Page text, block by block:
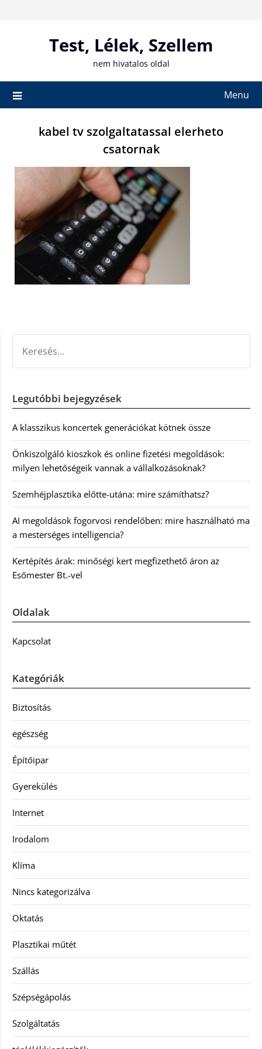
Test, Lélek, Szellem
nem hivatalos oldal
Menu
kabel tv szolgaltatassal elerheto
csatornak
Legutóbbi bejegyzések
A klasszikus koncertek generációkat kötnek össze
Önkiszolgáló kioszkok és online fizetési megoldások:
milyen lehetőségeik vannak a vállalkozásoknak?
Szemhéjplasztika előtte-utána: mire számíthatsz?
AI megoldások fogorvosi rendelőben: mire használható ma
a mesterséges intelligencia?
Kertépítés árak: minőségi kert megfizethető áron az
Esőmester Bt.-vel
Oldalak
Kapcsolat
Kategóriák
Biztosítás
egészség
Építőipar
Gyerekülés
Internet
Irodalom
Klíma
Nincs kategorizálva
Oktatás
Plasztikai műtét
Szállás
Szépségápolás
Szolgáltatás